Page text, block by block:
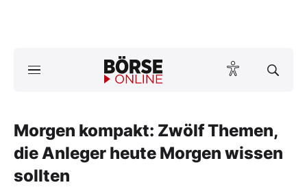
ktuelle Ausgabe BÖRSE ONLINE lesen
News
Anlageprodukte
Morgen kompakt: Zwölf Themen,
die Anleger heute Morgen wissen
sollten